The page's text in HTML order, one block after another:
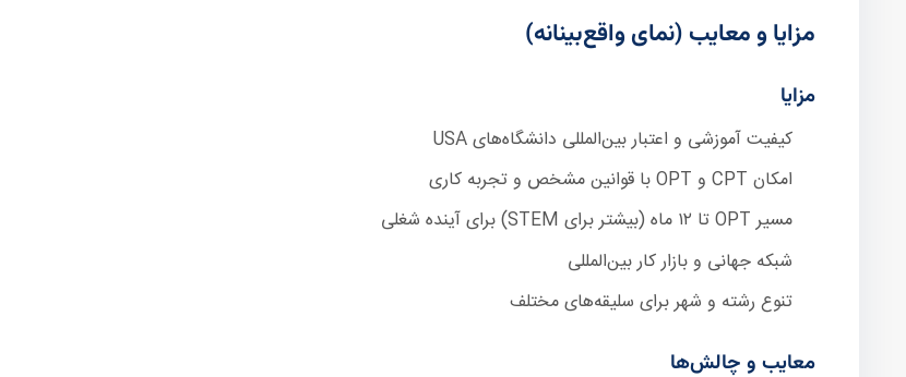
مزایا و معایب (نمای واقع‌بینانه)
مزایا
کیفیت آموزشی و اعتبار بین‌المللی دانشگاه‌های USA
امکان CPT و OPT با قوانین مشخص و تجربه کاری
مسیر OPT تا ۱۲ ماه (بیشتر برای STEM) برای آینده شغلی
شبکه جهانی و بازار کار بین‌المللی
تنوع رشته و شهر برای سلیقه‌های مختلف
معایب و چالش‌ها